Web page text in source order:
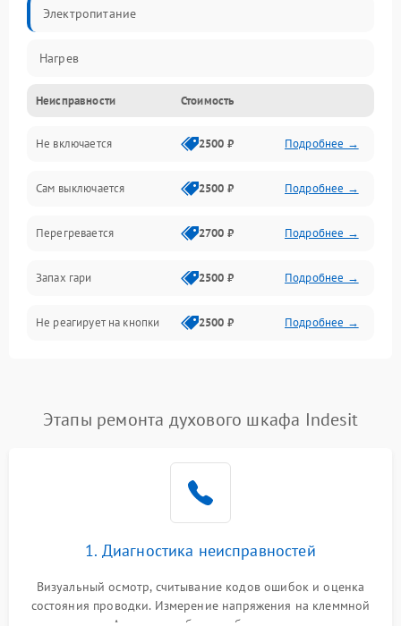
Электропитание
Нагрев
Неисправности Стоимость
Не включается 2500 ₽ Подробнее →
Сам выключается 2500 ₽ Подробнее →
Перегревается 2700 ₽ Подробнее →
Запах гари 2500 ₽ Подробнее →
Не реагирует на кнопки 2500 ₽ Подробнее →
Этапы ремонта духового шкафа Indesit
1. Диагностика неисправностей
Визуальный осмотр, считывание кодов ошибок и оценка
состояния проводки. Измерение напряжения на клеммной